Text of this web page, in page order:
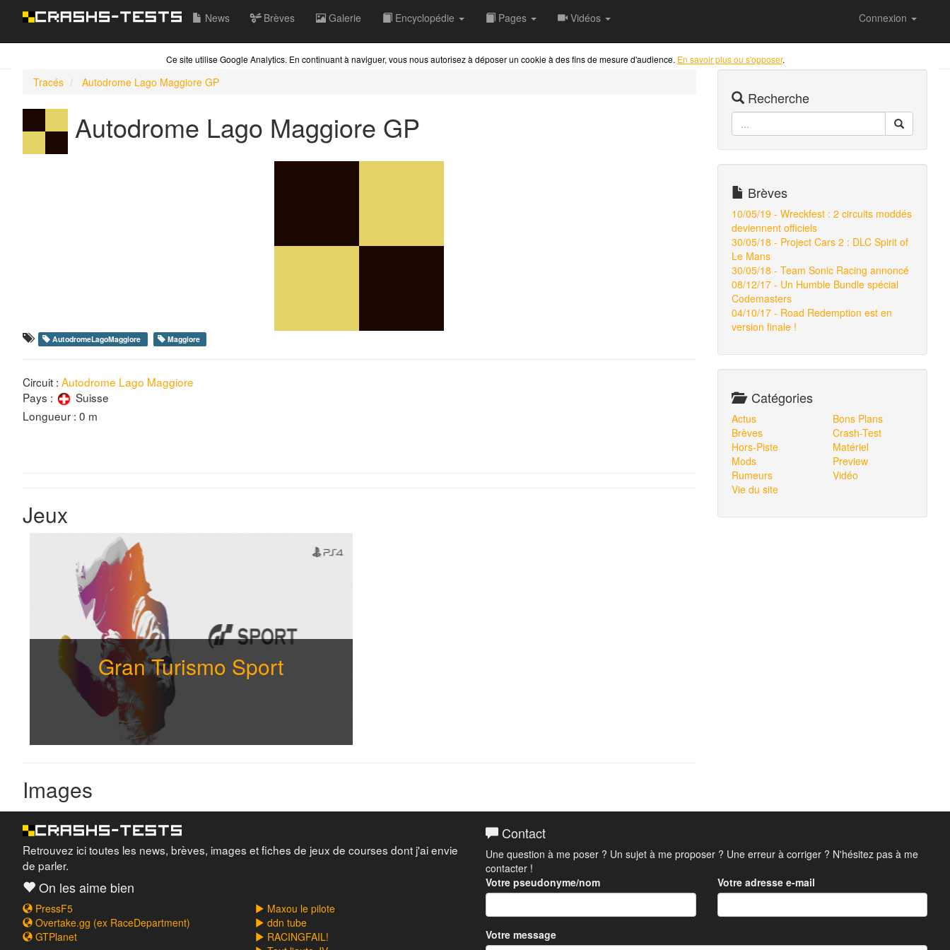
Ce site utilise Google Analytics. En continuant à naviguer, vous nous autorisez à déposer un cookie à des fins de mesure d'audience. En savoir plus ou s'opposer.
News Brèves Galerie Encyclopédie Pages Vidéos Connexion
Tracés Autodrome Lago Maggiore GP
Autodrome Lago Maggiore GP
AutodromeLagoMaggiore Maggiore
Circuit : Autodrome Lago Maggiore
Pays :
Suisse
Longueur : 0 m
Jeux
Gran Turismo Sport
Images
Recherche
Brèves
10/05/19 - Wreckfest : 2 circuits moddés
deviennent officiels
30/05/18 - Project Cars 2 : DLC Spirit of
Le Mans
30/05/18 - Team Sonic Racing annoncé
08/12/17 - Un Humble Bundle spécial
Codemasters
04/10/17 - Road Redemption est en
version finale !
Catégories
Actus
Brèves
Hors-Piste
Mods
Rumeurs
Vie du site
Bons Plans
Crash-Test
Matériel
Preview
Vidéo
Retrouvez ici toutes les news, brèves, images et fiches de jeux de courses dont j'ai envie
de parler.
On les aime bien
PressF5
Overtake.gg (ex RaceDepartment)
GTPlanet
Maxou le pilote
ddn tube
RACINGFAIL!
Contact
Une question à me poser ? Un sujet à me proposer ? Une erreur à corriger ? N'hésitez pas à me
contacter !
Votre pseudonyme/nom
Votre adresse e-mail
Votre message